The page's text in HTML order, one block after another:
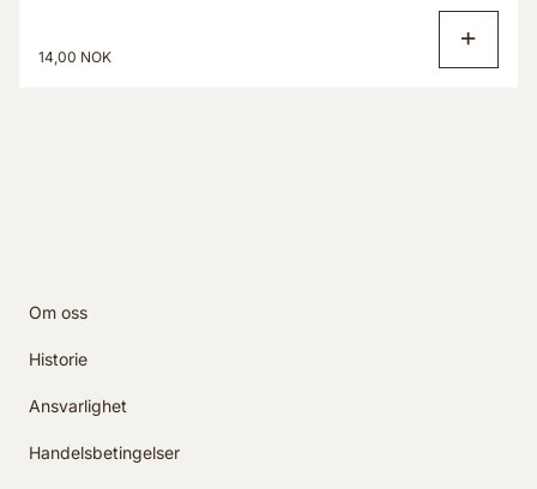
14,00 NOK
Om oss
Historie
Ansvarlighet
Handelsbetingelser